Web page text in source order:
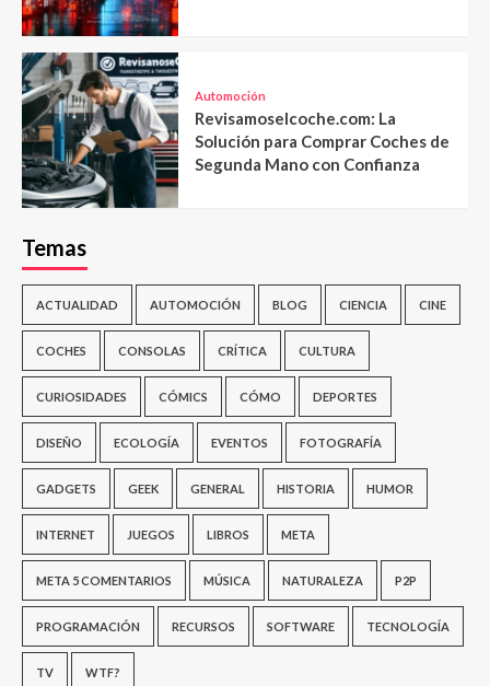
Automoción
Revisamoselcoche.com: La
Solución para Comprar Coches de
Segunda Mano con Confianza
Temas
ACTUALIDAD AUTOMOCIÓN BLOG CIENCIA CINE
COCHES CONSOLAS CRÍTICA CULTURA
CURIOSIDADES CÓMICS CÓMO DEPORTES
DISEÑO ECOLOGÍA EVENTOS FOTOGRAFÍA
GADGETS GEEK GENERAL HISTORIA HUMOR
INTERNET JUEGOS LIBROS META
META 5 COMENTARIOS MÚSICA NATURALEZA P2P
PROGRAMACIÓN RECURSOS SOFTWARE TECNOLOGÍA
TV WTF?